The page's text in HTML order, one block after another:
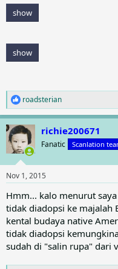
show
show
R
e
a
c
t
i
n
s
:
roadsterian
richie200671
Fanatic Scanlation
Nov 1, 2015
Hmm... kalo menurut
tidak diadopsi ke majalah
kental budaya native
tidak diadopsi
sudah di "salin rupa" dari